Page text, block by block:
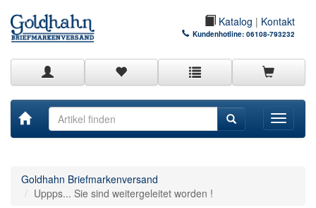
Katalog | Kontakt
Kundenhotline: 06108-793232
Toggle
Goldhahn Briefmarkenversand
Uppps... Sie sind weitergeleitet worden !